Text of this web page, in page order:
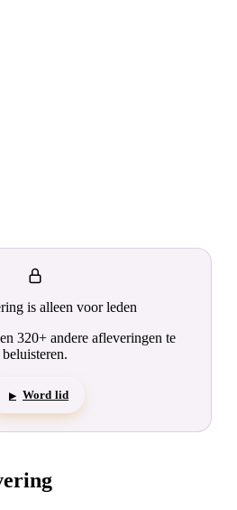
is alleen voor leden
320+ andere afleveringen te
beluisteren.
▶ Word lid